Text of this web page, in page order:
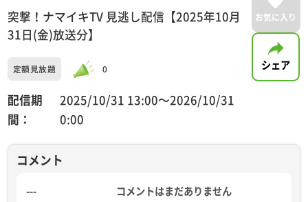
突撃！ナマイキTV 見逃し配信【2025年10月
31日(金)放送分】
定額見放題 0
配信期
間：
2025/10/31 13:00〜2026/10/31
0:00
お気に入り
シェア
コメント
--- コメントはまだありません